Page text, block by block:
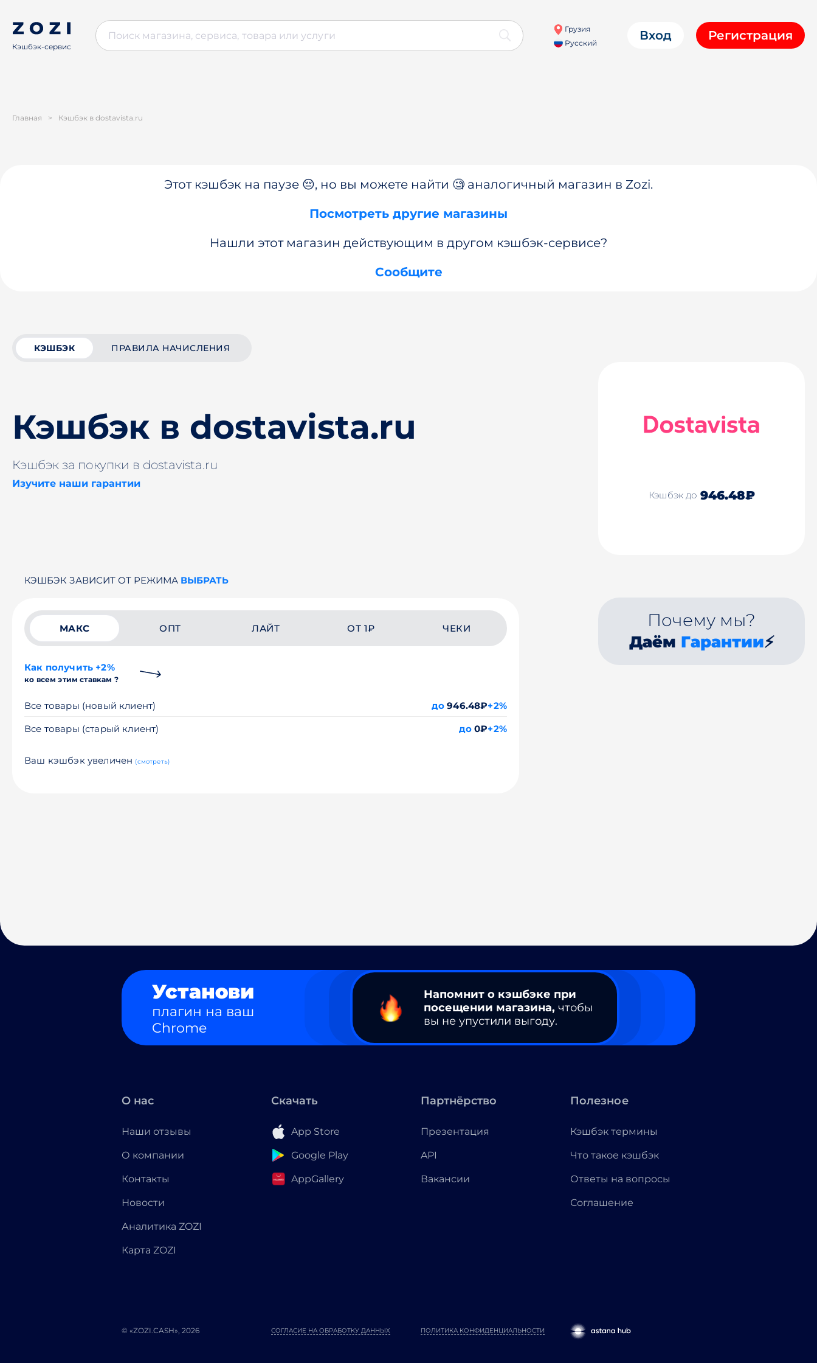
Кэшбэк-сервис
Грузия
Русский
Вход Регистрация
Главная > Кэшбэк в dostavista.ru
Этот кэшбэк на паузе 😔, но вы можете найти 🧐 аналогичный магазин в Zozi.
Посмотреть другие магазины
Нашли этот магазин действующим в другом кэшбэк-сервисе?
Сообщите
КЭШБЭК ПРАВИЛА НАЧИСЛЕНИЯ
Кэшбэк в dostavista.ru
Кэшбэк за покупки в dostavista.ru
Изучите наши гарантии
Кэшбэк до 946.48₽
КЭШБЭК ЗАВИСИТ ОТ РЕЖИМА ВЫБРАТЬ
МАКС ОПТ ЛАЙТ ОТ 1₽ ЧЕКИ
Как получить +2%
ко всем этим ставкам ?
Все товары (новый клиент) до 946.48₽+2%
Все товары (старый клиент)
до0₽+2%
Ваш кэшбэк увеличен (смотреть)
Почему мы?
Даём Гарантии⚡
Установи
плагин на ваш
Chrome
Напомнит о кэшбэке при
посещении магазина, чтобы
вы не упустили выгоду.
О нас
Наши отзывы
О компании
Контакты
Новости
Аналитика ZOZI
Карта ZOZI
Скачать
App Store
Google Play
AppGallery
Партнёрство
Презентация
API
Вакансии
Полезное
Кэшбэк термины
Что такое кэшбэк
Ответы на вопросы
Соглашение
© «ZOZI.CASH», 2026 ПОЛИТИКА КОНФИДЕНЦИАЛЬНОСТИ
СОГЛАСИЕ НА ОБРАБОТКУ ДАННЫХ